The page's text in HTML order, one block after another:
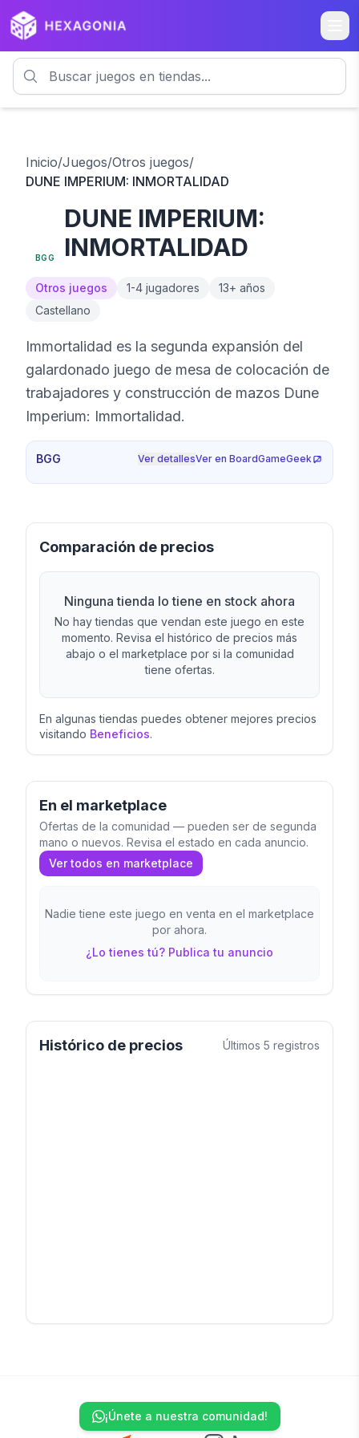
Inicio/Juegos/Otros juegos/
DUNE IMPERIUM: INMORTALIDAD
BGG
DUNE IMPERIUM:
INMORTALIDAD
Otros juegos 1-4 jugadores 13+ años
Castellano
Immortalidad es la segunda expansión del
galardonado juego de mesa de colocación de
trabajadores y construcción de mazos Dune
Imperium: Immortalidad.
BGG Ver detallesVer en BoardGameGeek
Comparación de precios
Ninguna tienda lo tiene en stock ahora
No hay tiendas que vendan este juego en este
momento. Revisa el histórico de precios más
abajo o el marketplace por si la comunidad
tiene ofertas.
En algunas tiendas puedes obtener mejores precios
visitando Beneficios.
En el marketplace
Ofertas de la comunidad — pueden ser de segunda
mano o nuevos. Revisa el estado en cada anuncio.
Ver todos en marketplace
Nadie tiene este juego en venta en el marketplace
por ahora.
¿Lo tienes tú? Publica tu anuncio
Histórico de precios Últimos 5 registros
¡Únete a nuestra comunidad!